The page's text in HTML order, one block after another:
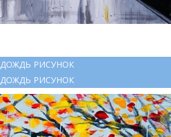
ДОЖДЬ РИСУНОК
ДОЖДЬ РИСУНОК